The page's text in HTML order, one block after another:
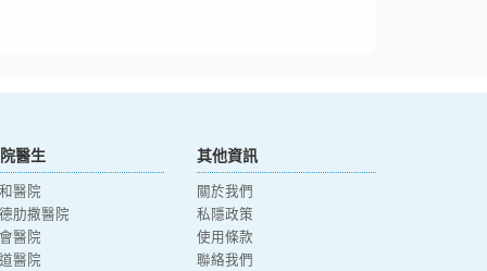
醫生
醫院
肋撒醫院
醫院
醫院
其他資訊
關於我們
私隱政策
使用條款
聯絡我們